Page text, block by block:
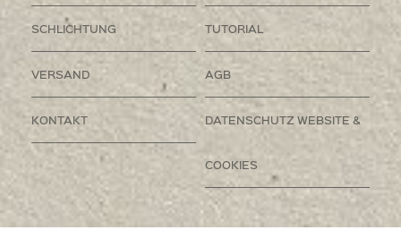
SCHLICHTUNG TUTORIAL
VERSAND AGB
KONTAKT DATENSCHUTZ WEBSITE &
COOKIES